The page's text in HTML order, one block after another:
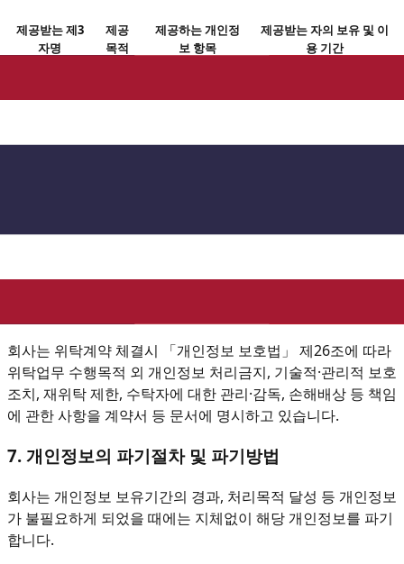
제공받는 제3
자명
제공
목적
제공하는 개인정
보 항목
제공받는 자의 보유 및 이
용 기간
가비아
쇼핑몰 호스팅 서비스의 시스템 제공 및 유지·보수
회사는 위탁계약 체결시 「개인정보 보호법」 제26조에 따라
위탁업무 수행목적 외 개인정보 처리금지, 기술적·관리적 보호
조치, 재위탁 제한, 수탁자에 대한 관리·감독, 손해배상 등 책임
에 관한 사항을 계약서 등 문서에 명시하고 있습니다.
7. 개인정보의 파기절차 및 파기방법
회사는 개인정보 보유기간의 경과, 처리목적 달성 등 개인정보
가 불필요하게 되었을 때에는 지체없이 해당 개인정보를 파기
합니다.